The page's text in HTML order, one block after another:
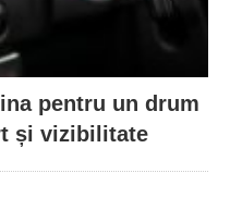
pentru un drum
și vizibilitate